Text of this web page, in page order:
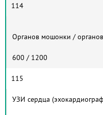
114
Органов мошонки /
600 / 1200
115
УЗИ сердца